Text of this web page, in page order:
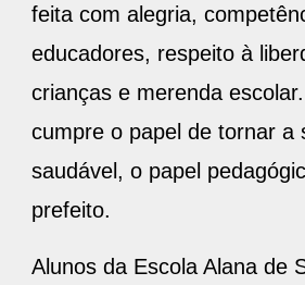
feita com alegria,
educadores, respeito à
crianças e merenda
cumpre o papel de tornar a
saudável, o papel
prefeito.
Alunos da Escola Alana de